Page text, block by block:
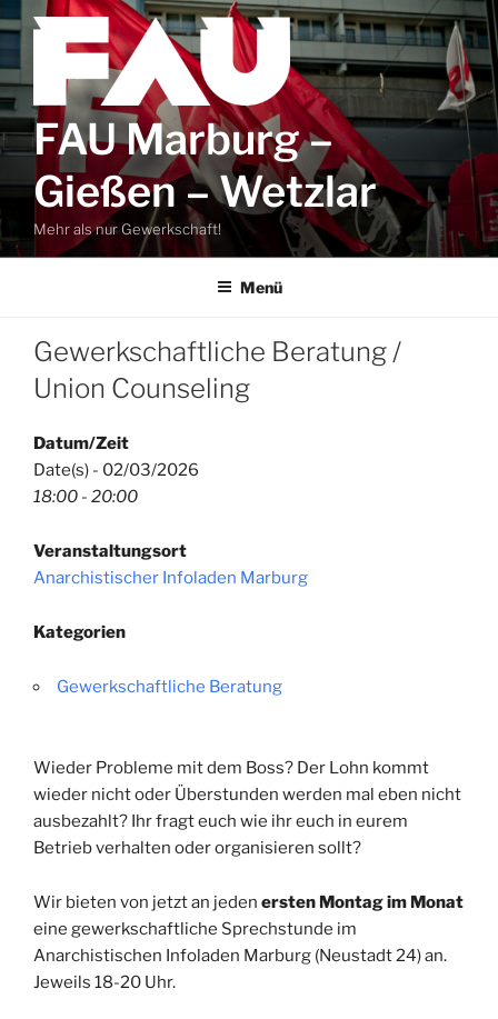
Zum
Inhalt
springen
FAU Marburg –
Gießen – Wetzlar
Mehr als nur Gewerkschaft!
Menü
Gewerkschaftliche Beratung /
Union Counseling
Datum/Zeit
Date(s) - 02/03/2026
18:00 - 20:00
Veranstaltungsort
Anarchistischer Infoladen Marburg
Kategorien
Gewerkschaftliche Beratung
Wieder Probleme mit dem Boss? Der Lohn kommt
wieder nicht oder Überstunden werden mal eben nicht
ausbezahlt? Ihr fragt euch wie ihr euch in eurem
Betrieb verhalten oder organisieren sollt?
Wir bieten von jetzt an jeden ersten Montag im Monat
eine gewerkschaftliche Sprechstunde im
Anarchistischen Infoladen Marburg (Neustadt 24) an.
Jeweils 18-20 Uhr.